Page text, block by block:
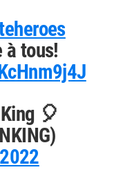
à tous!
🎈